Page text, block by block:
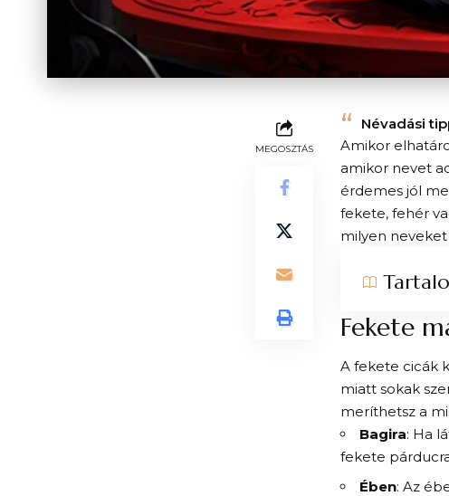
MEGOSZTÁS
Névadási
Amikor
amikor nevet
érdemes jól
fekete, fehér
milyen
Fekete
A fekete cicák
miatt sokak
meríthetsz a
Bagira: Ha
fekete
Ében: Az